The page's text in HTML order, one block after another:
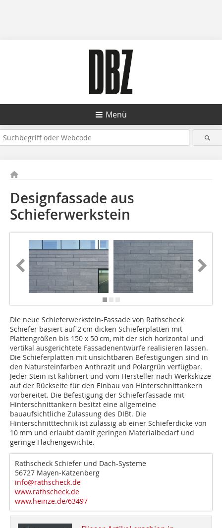
Menü
Designfassade aus
Schieferwerkstein
Die neue Schieferwerkstein-Fassade von Rathscheck
Schiefer basiert auf 2 cm dicken Schieferplatten mit
Plattengrößen bis 150 x 50 cm, mit der sich horizontal und
vertikal ausgerichtete Fassadenentwürfe realisieren lassen.
Die Schieferplatten mit unsichtbaren Befestigungen sind in
den Natursteinfarben Anthrazit und Polargrün verfügbar.
Jeder Stein ist kalibriert und vom Hersteller nach Werkskizze
auf der Rückseite für den Einbau von Hinterschnittankern
vorbereitet. Die Befestigung der Schieferfassade mit
Hinterschnittankern besitzt eine allgemeine
bauaufsichtliche Zulassung des DIBt. Die
Hinterschnitttechnik ist zulässig ab einer Schieferdicke von
10 mm und erlaubt damit geringen Materialbedarf und
geringe Flächengewichte.
Rathscheck Schiefer und Dach-Systeme
56727 Mayen-Katzenberg
info@rathscheck.de
www.rathscheck.de
www.heinze.de/63497